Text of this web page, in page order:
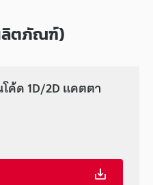
ลิตภัณฑ์)
ค้ด 1D/2D แคตตา